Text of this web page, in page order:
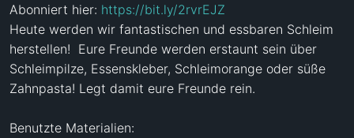
Abonniert hier: https://bit.ly/2rvrEJZ
Heute werden wir fantastischen und essbaren Schleim
herstellen!  Eure Freunde werden erstaunt sein über
Schleimpilze, Essenskleber, Schleimorange oder süße
Zahnpasta! Legt damit eure Freunde rein.
Benutzte Materialien: